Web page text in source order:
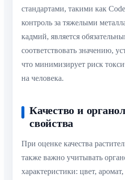
стандартами, такими как
контроль за тяжелыми
кадмий, является
соответствовать значению,
что минимизирует риск
на человека.
Качество и
свойства
При оценке качества
также важно учитывать
характеристики: цвет,